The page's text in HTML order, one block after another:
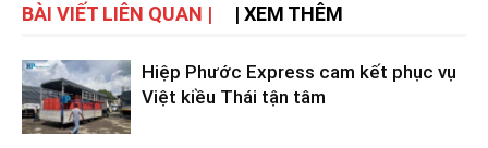
BÀI VIẾT LIÊN QUAN | | XEM THÊM
Hiệp Phước Express cam kết phục vụ
Việt kiều Thái tận tâm